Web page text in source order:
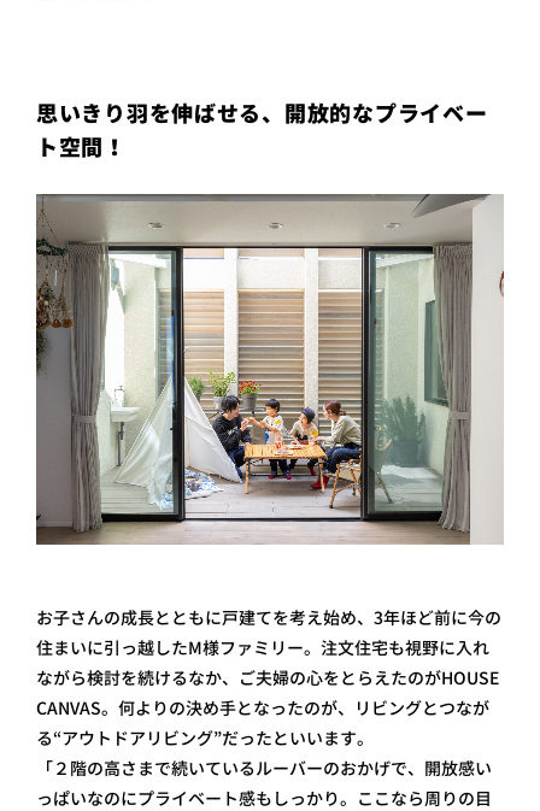
バシー
ポリシ
思いきり羽を伸ばせる、開放的なプライベー
ト空間！
お子さんの成長とともに戸建てを考え始め、3年ほど前に今の
住まいに引っ越したM様ファミリー。注文住宅も視野に入れ
ながら検討を続けるなか、ご夫婦の心をとらえたのがHOUSE
CANVAS。何よりの決め手となったのが、リビングとつなが
る“アウトドアリビング”だったといいます。
「２階の高さまで続いているルーバーのおかげで、開放感い
っぱいなのにプライベート感もしっかり。ここなら周りの目